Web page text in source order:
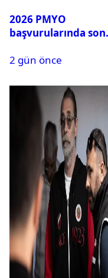
2026 PMYO
başvurularında son
2 gün önce